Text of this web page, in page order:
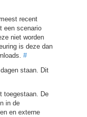
recent
een scenario
niet worden
is deze dan
#
staan. Dit
toegestaan. De
in de
en externe